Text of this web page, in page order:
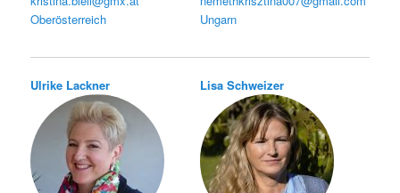
Oberösterreich
Ungarn
Ulrike Lackner Lisa Schweizer